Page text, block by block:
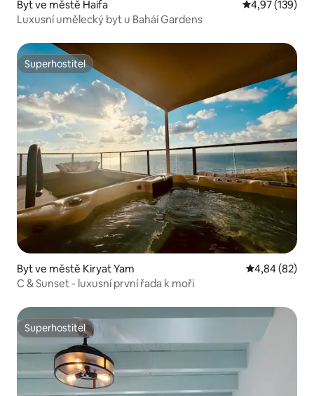
Byt ve městě Haifa Průměrné
4,97 (139)
Luxusní umělecký byt u Baháí Gardens
Superhostitel
Superhostitel
Byt ve městě Kiryat Yam Průměrné
4,84 (82)
C & Sunset - luxusní první řada k moři
Superhostitel
Superhostitel